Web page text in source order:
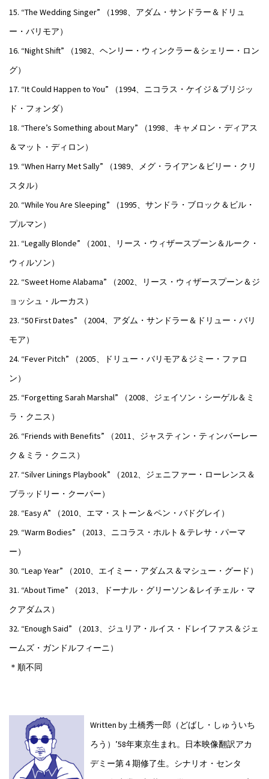
15. “The Wedding Singer” （1998、アダム・サンドラー＆ドリュ
ー・バリモア）
16. “Night Shift” （1982、ヘンリー・ウィンクラー＆シェリー・ロン
グ）
17. “It Could Happen to You” （1994、ニコラス・ケイジ＆ブリジッ
ド・フォンダ）
18. “There’s Something about Mary” （1998、キャメロン・ディアス
＆マット・ディロン）
19. “When Harry Met Sally” （1989、メグ・ライアン＆ビリー・クリ
スタル）
20. “While You Are Sleeping” （1995、サンドラ・ブロック＆ビル・
プルマン）
21. “Legally Blonde” （2001、リース・ウィザースプーン＆ルーク・
ウィルソン）
22. “Sweet Home Alabama” （2002、リース・ウィザースプーン＆ジ
ョッシュ・ルーカス）
23. “50 First Dates” （2004、アダム・サンドラー＆ドリュー・バリ
モア）
24. “Fever Pitch” （2005、ドリュー・バリモア＆ジミー・ファロ
ン）
25. “Forgetting Sarah Marshal” （2008、ジェイソン・シーゲル＆ミ
ラ・クニス）
26. “Friends with Benefits” （2011、ジャスティン・ティンバーレー
ク＆ミラ・クニス）
27. “Silver Linings Playbook” （2012、ジェニファー・ローレンス＆
ブラッドリー・クーパー）
28. “Easy A” （2010、エマ・ストーン＆ペン・バドグレイ）
29. “Warm Bodies” （2013、ニコラス・ホルト＆テレサ・パーマ
ー）
30. “Leap Year” （2010、エイミー・アダムス＆マシュー・グード）
31. “About Time” （2013、ドーナル・グリーソン＆レイチェル・マ
クアダムス）
32. “Enough Said” （2013、ジュリア・ルイス・ドレイファス＆ジェ
ームズ・ガンドルフィーニ）
＊順不同
Written by 土橋秀一郎（どばし・しゅういち
ろう） ’58年東京生まれ。日本映像翻訳アカ
デミー第４期修了生。シナリオ・センタ